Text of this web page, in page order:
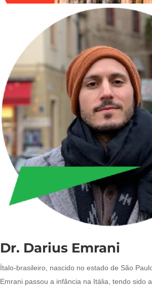
Dr. Darius Emrani
Ítalo-brasileiro, nascido no estado de São
Emrani passou a infância na Itália, tendo sido